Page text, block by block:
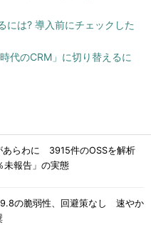
には? 導入前にチェックした
代のCRM」に切り替えるに
あらわに 3915件のOSSを解析
未報告」の実態
の脆弱性、回避策なし 速やか